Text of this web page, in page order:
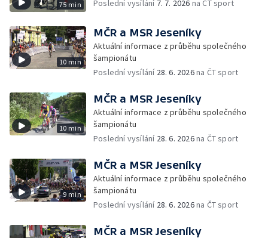
75 min
Poslední vysílání 7. 7. 2026 na ČT sport
10 min
MČR a MSR Jeseníky
Aktuální informace z průběhu společného
šampionátu
Poslední vysílání 28. 6. 2026na ČT sport
10 min
MČR a MSR Jeseníky
Aktuální informace z průběhu společného
šampionátu
Poslední vysílání 28. 6. 2026na ČT sport
9 min
MČR a MSR Jeseníky
Aktuální informace z průběhu společného
šampionátu
Poslední vysílání 28. 6. 2026na ČT sport
MČR a MSR Jeseníky